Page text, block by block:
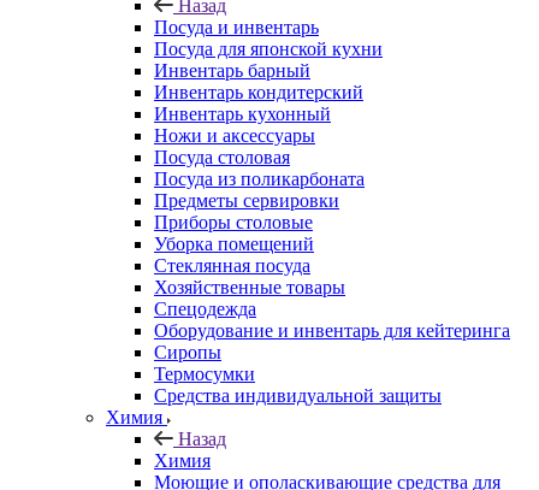
Назад
Посуда и инвентарь
Посуда для японской кухни
Инвентарь барный
Инвентарь кондитерский
Инвентарь кухонный
Ножи и аксессуары
Посуда столовая
Посуда из поликарбоната
Предметы сервировки
Приборы столовые
Уборка помещений
Стеклянная посуда
Хозяйственные товары
Спецодежда
Оборудование и инвентарь для кейтеринга
Сиропы
Термосумки
Средства индивидуальной защиты
Химия
Назад
Химия
Моющие и ополаскивающие средства для